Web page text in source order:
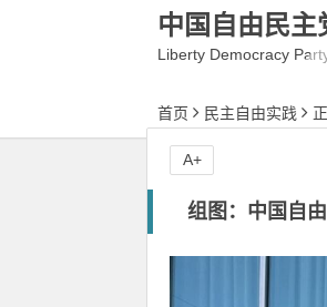
中国自由民主
Liberty Democracy
首页
民主自由实践
组图：中国自
A+